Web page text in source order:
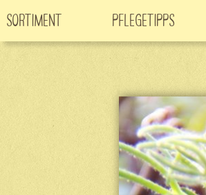
Sortiment
Neuheiten
Pflegetipps
CO -Klimabaum